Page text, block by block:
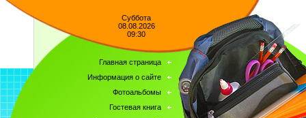
Суббота
08.08.2026
09:30
Главная страница
Информация о сайте
Фотоальбомы
Гостевая книга